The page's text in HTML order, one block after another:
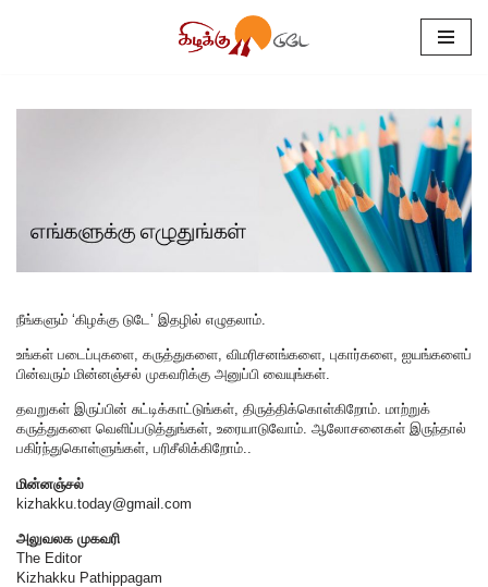
நீங்களும் ‘கிழக்கு டுடே’ இதழில் எழுதலாம்.
உங்கள் படைப்புகளை, கருத்துகளை, விமரிசனங்களை, புகார்களை, ஐயங்களைப்
பின்வரும் மின்னஞ்சல் முகவரிக்கு அனுப்பி வையுங்கள்.
தவறுகள் இருப்பின் சுட்டிக்காட்டுங்கள், திருத்திக்கொள்கிறோம். மாற்றுக்
கருத்துகளை வெளிப்படுத்துங்கள், உரையாடுவோம். ஆலோசனைகள் இருந்தால்
பகிர்ந்துகொள்ளுங்கள், பரிசீலிக்கிறோம்..
மின்னஞ்சல்
kizhakku.today@gmail.com
அலுவலக முகவரி
The Editor
Kizhakku Pathippagam